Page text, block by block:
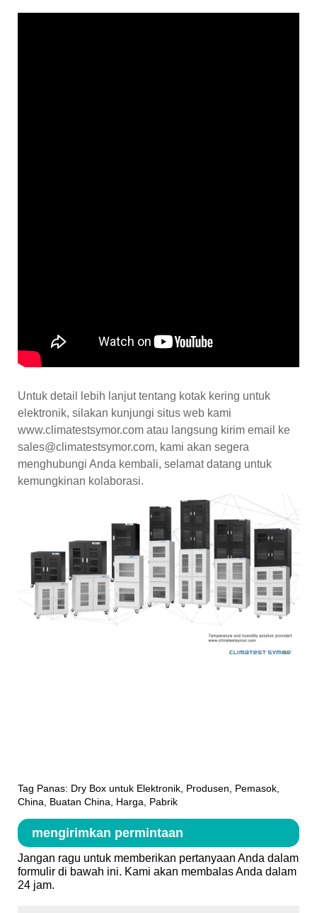
Untuk detail lebih lanjut tentang kotak kering untuk
elektronik, silakan kunjungi situs web kami
www.climatestsymor.com atau langsung kirim email ke
sales@climatestsymor.com, kami akan segera
menghubungi Anda kembali, selamat datang untuk
kemungkinan kolaborasi.
Tag Panas: Dry Box untuk Elektronik, Produsen, Pemasok,
China, Buatan China, Harga, Pabrik
mengirimkan permintaan
Jangan ragu untuk memberikan pertanyaan Anda dalam
formulir di bawah ini. Kami akan membalas Anda dalam
24 jam.